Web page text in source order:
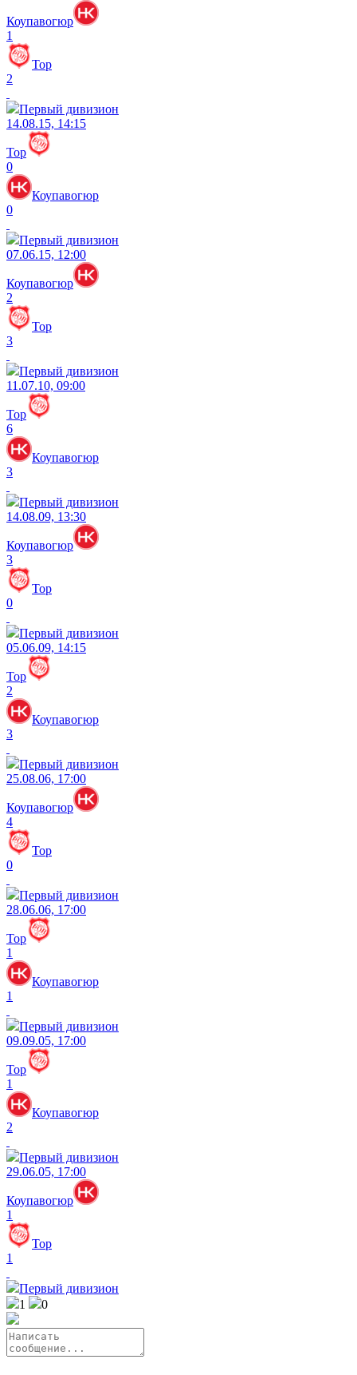
Коупавогюр
1
Тор
2
Первый дивизион
14.08.15, 14:15
Тор
0
Коупавогюр
0
Первый дивизион
07.06.15, 12:00
Коупавогюр
2
Тор
3
Первый дивизион
11.07.10, 09:00
Тор
6
Коупавогюр
3
Первый дивизион
14.08.09, 13:30
Коупавогюр
3
Тор
0
Первый дивизион
05.06.09, 14:15
Тор
2
Коупавогюр
3
Первый дивизион
25.08.06, 17:00
Коупавогюр
4
Тор
0
Первый дивизион
28.06.06, 17:00
Тор
1
Коупавогюр
1
Первый дивизион
09.09.05, 17:00
Тор
1
Коупавогюр
2
Первый дивизион
29.06.05, 17:00
Коупавогюр
1
Тор
1
Первый дивизион
1
0